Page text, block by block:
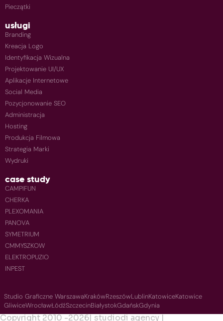
Pieczątki
usługi
Branding
Kreacja Logo
Identyfikacja Wizualna
Projektowanie UI/UX
Aplikacje Internetowe
Social Media
Pozycjonowanie SEO
Administracja
Hosting
Produkcja Filmowa
Strategia Marki
Wydruki
case study
CAMPIFUN
CHERKA
PLEXOMANIA
PANOVA
SYMETRIUM
CMMYSZKOW
ELEKTROPUZIO
INPEST
Studio Graficzne WarszawaKrakówRzeszówLublinKatowiceKatowice
GliwiceWrocławŁódźSzczecinBiałystokGdańskGdynia
Copyright 2010 -2026| studiodi agency |